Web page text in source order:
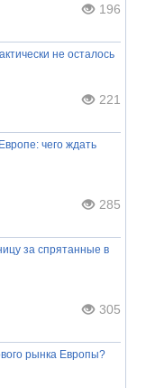
196
не осталось
221
чего ждать
285
за спрятанные в
305
рынка Европы?